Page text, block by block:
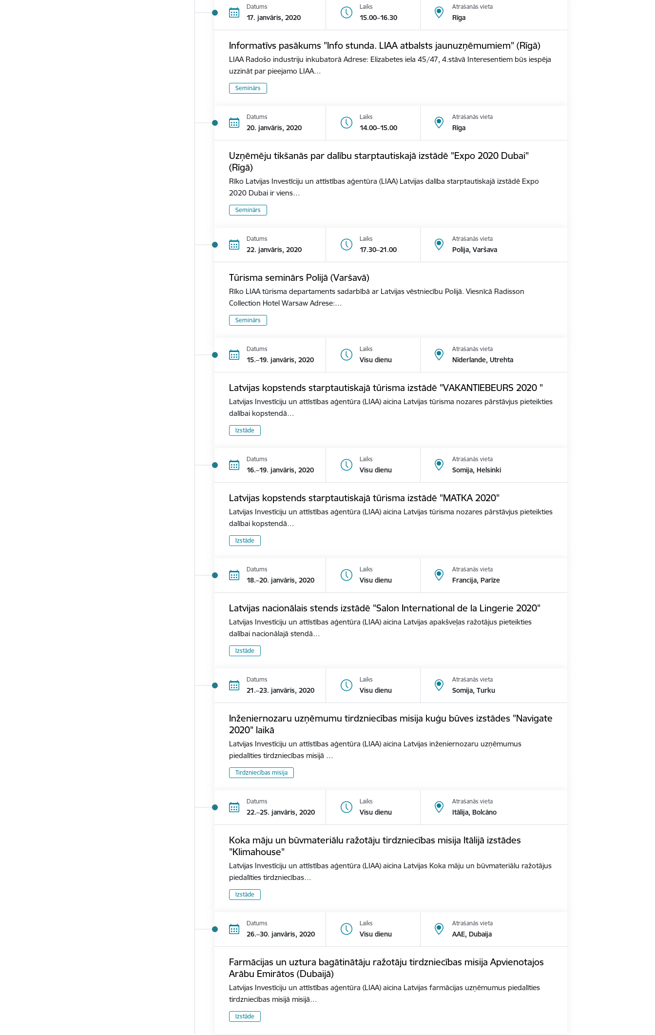
Datums
17. janvāris, 2020
Laiks
15.00–16.30
Atrašanās vieta
Rīga
Informatīvs pasākums "Info stunda. LIAA atbalsts jaunuzņēmumiem" (Rīgā)
LIAA Radošo industriju inkubatorā Adrese: Elizabetes iela 45/47, 4.stāvā Interesentiem būs iespēja
uzzināt par pieejamo LIAA…
Seminārs
Datums
20. janvāris, 2020
Laiks
14.00–15.00
Atrašanās vieta
Rīga
Uzņēmēju tikšanās par dalību starptautiskajā izstādē "Expo 2020 Dubai"
(Rīgā)
Rīko Latvijas Investīciju un attīstības aģentūra (LIAA) Latvijas dalība starptautiskajā izstādē Expo
2020 Dubai ir viens…
Seminārs
Datums
22. janvāris, 2020
Laiks
17.30–21.00
Atrašanās vieta
Polija, Varšava
Tūrisma seminārs Polijā (Varšavā)
Rīko LIAA tūrisma departaments sadarbībā ar Latvijas vēstniecību Polijā. Viesnīcā Radisson
Collection Hotel Warsaw Adrese:…
Seminārs
Datums
15.–19. janvāris, 2020
Laiks
Visu dienu
Atrašanās vieta
Nīderlande, Utrehta
Latvijas kopstends starptautiskajā tūrisma izstādē "VAKANTIEBEURS 2020 "
Latvijas Investīciju un attīstības aģentūra (LIAA) aicina Latvijas tūrisma nozares pārstāvjus pieteikties
dalībai kopstendā…
Izstāde
Datums
16.–19. janvāris, 2020
Laiks
Visu dienu
Atrašanās vieta
Somija, Helsinki
Latvijas kopstends starptautiskajā tūrisma izstādē "MATKA 2020"
Latvijas Investīciju un attīstības aģentūra (LIAA) aicina Latvijas tūrisma nozares pārstāvjus pieteikties
dalībai kopstendā…
Izstāde
Datums
18.–20. janvāris, 2020
Laiks
Visu dienu
Atrašanās vieta
Francija, Parīze
Latvijas nacionālais stends izstādē "Salon International de la Lingerie 2020"
Latvijas Investīciju un attīstības aģentūra (LIAA) aicina Latvijas apakšveļas ražotājus pieteikties
dalībai nacionālajā stendā…
Izstāde
Datums
21.–23. janvāris, 2020
Laiks
Visu dienu
Atrašanās vieta
Somija, Turku
Inženiernozaru uzņēmumu tirdzniecības misija kuģu būves izstādes "Navigate
2020" laikā
Latvijas Investīciju un attīstības aģentūra (LIAA) aicina Latvijas inženiernozaru uzņēmumus
piedalīties tirdzniecības misijā …
Tirdzniecības misija
Datums
22.–25. janvāris, 2020
Laiks
Visu dienu
Atrašanās vieta
Itālija, Bolcāno
Koka māju un būvmateriālu ražotāju tirdzniecības misija Itālijā izstādes
"Klimahouse"
Latvijas Investīciju un attīstības aģentūra (LIAA) aicina Latvijas Koka māju un būvmateriālu ražotājus
piedalīties tirdzniecības…
Izstāde
Datums
26.–30. janvāris, 2020
Laiks
Visu dienu
Atrašanās vieta
AAE, Dubaija
Farmācijas un uztura bagātinātāju ražotāju tirdzniecības misija Apvienotajos
Arābu Emirātos (Dubaijā)
Latvijas Investīciju un attīstības aģentūra (LIAA) aicina Latvijas farmācijas uzņēmumus piedalīties
tirdzniecības misijā misijā…
Izstāde